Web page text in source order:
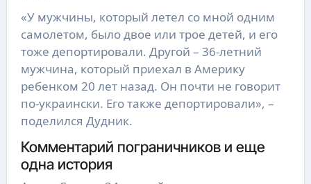
«У мужчины, который летел со мной одним
самолетом, было двое или трое детей, и его
тоже депортировали. Другой – 36-летний
мужчина, который приехал в Америку
ребенком 20 лет назад. Он почти не говорит
по-украински. Его также депортировали», –
поделился Дудник.
Комментарий пограничников и еще
одна история